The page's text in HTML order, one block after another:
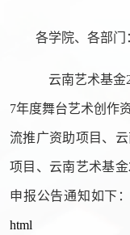
各学院、各部门
云南艺术基金
7年度舞台艺术创作
流推广资助项目、
项目、云南艺术基金
申报公告通知如下：
html